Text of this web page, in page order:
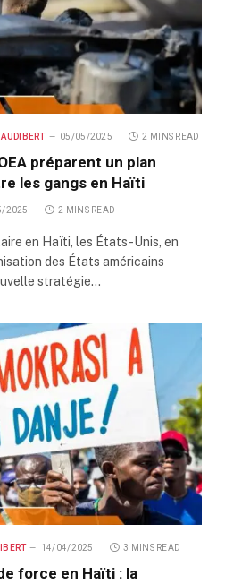
05/05/2025 2 MINS READ
préparent un plan
les gangs en Haïti
2025 2 MINS READ
en Haïti, les États-Unis, en
des États américains
stratégie…
14/04/2025 3 MINS READ
force en Haïti : la